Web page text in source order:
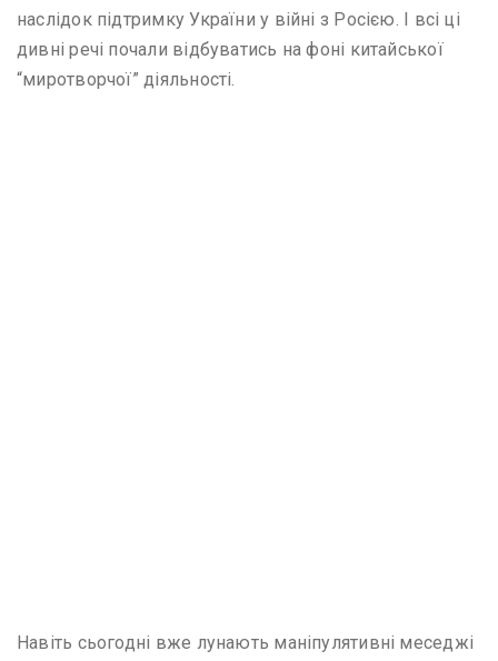
наслідок підтримку України у війні з Росією. І всі ці
дивні речі почали відбуватись на фоні китайської
“миротворчої” діяльності.
Навіть сьогодні вже лунають маніпулятивні меседжі